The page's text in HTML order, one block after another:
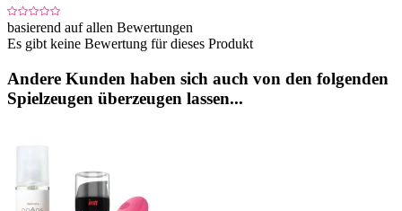
basierend auf allen Bewertungen
Es gibt keine Bewertung für dieses Produkt
Andere Kunden haben sich auch von den folgenden
Spielzeugen überzeugen lassen...